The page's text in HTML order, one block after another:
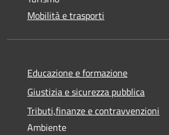
Mobilità e trasporti
Educazione e formazione
Giustizia e sicurezza pubblica
Tributi,finanze e contravvenzioni
Ambiente